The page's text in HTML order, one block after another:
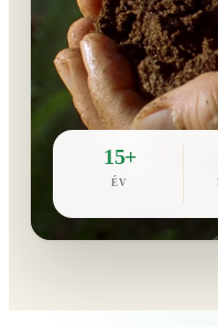
15+
ÉV